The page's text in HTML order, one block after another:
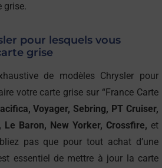
grise.
pour lesquels vous
grise
de modèles Chrysler pour
votre carte grise sur “France Carte
Voyager, Sebring, PT Cruiser,
Le Baron, New Yorker, Crossfire, et
pas que pour tout achat d’une
essentiel de mettre à jour la carte